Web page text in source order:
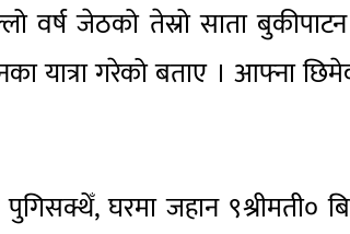
वर्ष जेठको तेस्रो साता
यात्रा गरेको बताए । आफ्ना
घरमा जहान ९श्रीमती०